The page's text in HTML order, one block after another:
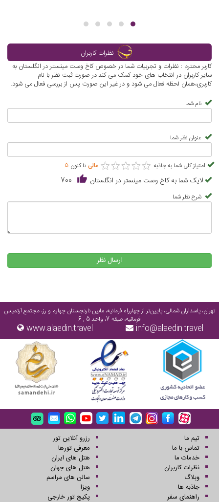
نظرات کاربران
کاربر محترم : نظرات و تجربیات شما در خصوص کاخ وست مینستر در انگلستان به
سایر کاربران در انتخاب های خود کمک می کند.در صورت ثبت نظر با نام
کاربری،همان لحظه فعال می شود و در غیر این صورت پس از بررسی فعال می شود.
نام شما
عنوان نظر شما
امتیاز کلی شما به جاذبه ★★★★★
★★★★★ عالی تا کنون 5
لایک شما به کاخ وست مینستر در انگلستان 700
شرح نظر شما
ارسال نظر
تهران، پاسداران شمالی، پایین‌تر از چهارراه فرمانیه، مابین نارنجستان چهارم و رز، مجتمع آرتمیس
فرمانیه، طبقه 7، واحد 5 , 6
info@alaedin.travel
www.alaedin.travel
تیم ما
تماس با ما
خدمات ما
نظرات کاربران
وبلاگ
جاذبه ها
راهنمای سفر
رزرو آنلاین تور
معرفی تورها
هتل های ایران
هتل های جهان
سالن های مراسم
ویزا
پکیج تور خارجی